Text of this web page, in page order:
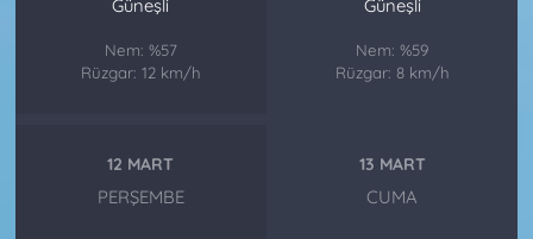
Güneşli
Nem: %57
Rüzgar: 12 km/h
Güneşli
Nem: %59
Rüzgar: 8 km/h
12 MART
PERŞEMBE
13 MART
CUMA